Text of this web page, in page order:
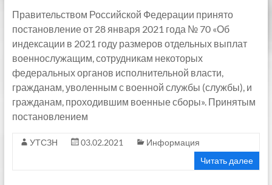
Правительством Российской Федерации принято
постановление от 28 января 2021 года № 70 «Об
индексации в 2021 году размеров отдельных выплат
военнослужащим, сотрудникам некоторых
федеральных органов исполнительной власти,
гражданам, уволенным с военной службы (службы), и
гражданам, проходившим военные сборы». Принятым
постановлением
УТСЗН 03.02.2021
Информация
Читать далее